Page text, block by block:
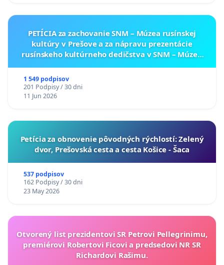
PETÍCIA za zachovanie SNM – Múzea rusínskej
kultúry v Prešove a za nápravu prezentácie
rusínskeho kultúrneho dedičstva v SNM – Múzeu
1 549 podpisov
201 Podpisy / 30 dni
11 Jun 2026
​Petícia za obnovenie pôvodných rýchlostí: Zelený
dvor, Prešovská cesta a cesta Košice - Šaca
537 podpisov
162 Podpisy / 30 dni
23 May 2026
Otvorený list prezidentovi SR Petrovi Pellegrinimu,
premiérovi Robertovi Ficovi a predsedovi NR SR
Richardovi Rašimu.